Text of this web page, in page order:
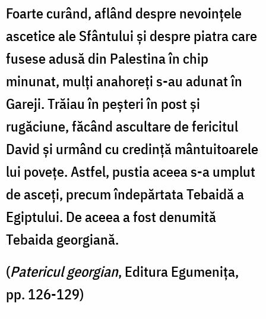
Foarte curând, aflând despre nevoinţele
ascetice ale Sfântului şi despre piatra care
fusese adusă din Palestina în chip
minunat, mulţi anahoreţi s-au adunat în
Gareji. Trăiau în peşteri în post şi
rugăciune, făcând ascultare de fericitul
David şi urmând cu credinţă mântuitoarele
lui poveţe. Astfel, pustia aceea s-a umplut
de asceţi, precum îndepărtata Tebaidă a
Egiptului. De aceea a fost denumită
Tebaida georgiană.
(Patericul georgian, Editura Egumenița,
pp. 126-129)